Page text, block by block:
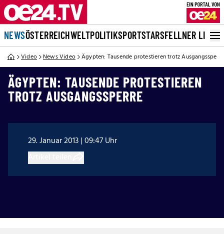
NEWSÖSTERREICHWELTPOLITIKSPORTSTARSFELLNER LIVE
Video News Video Ägypten: Tausende protestieren trotz Ausgangssperre
ÄGYPTEN: TAUSENDE PROTESTIEREN
TROTZ AUSGANGSSPERRE
29. Januar 2013 | 09:47 Uhr